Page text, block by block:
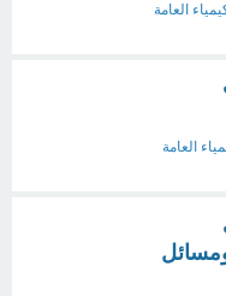
العامة
العامة